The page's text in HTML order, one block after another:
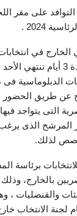
على مقر
2024 .
في
الدبلوماسية فى
عن طريق
التى يتواجد
المرشح الذى
لذلك.
برئاسة
بالخارج،
والقنصليات ،
لجنة الانتخاب